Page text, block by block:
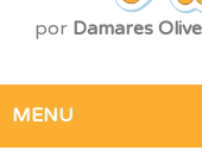
por Damares
MENU